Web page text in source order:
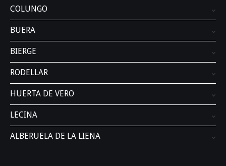
COLUNGO
BUERA
BIERGE
RODELLAR
HUERTA DE VERO
LECINA
ALBERUELA DE LA LIENA